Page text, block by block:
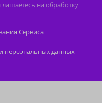
на обработку
Сервиса
персональных данных